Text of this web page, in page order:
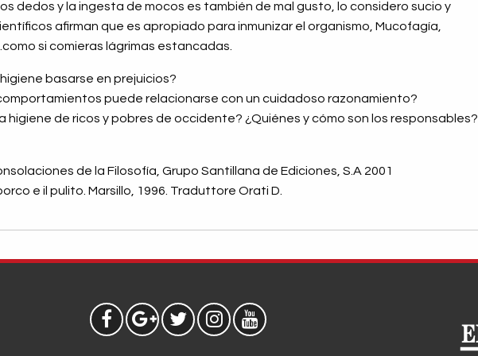
dedos y la ingesta de mocos es también de mal gusto, lo considero sucio y
afirman que es apropiado para inmunizar el organismo, Mucofagía,
si comieras lágrimas estancadas.
basarse en prejuicios?
puede relacionarse con un cuidadoso razonamiento?
higiene de ricos y pobres de occidente? ¿Quiénes y cómo son los responsables?
de la Filosofía, Grupo Santillana de Ediciones, S.A 2001
e il pulito. Marsillo, 1996. Traduttore Orati D.